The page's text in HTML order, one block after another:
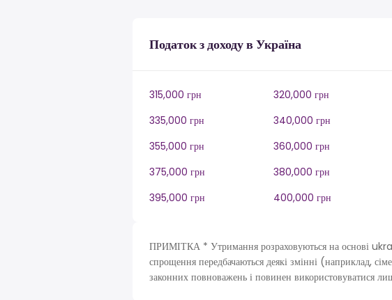
Податок з доходу в Україна
315,000 грн 320,000 грн
335,000 грн
340,000 грн
355,000 грн
360,000 грн
375,000 грн
380,000 грн
395,000 грн
400,000 грн
ПРИМІТКА * Утримання розраховуються на основі
спрощення передбачаються деякі змінні (наприклад,
законних повноважень і повинен використовуватися